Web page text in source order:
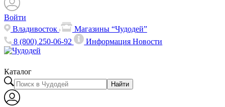
Войти
Владивосток
Магазины “Чудодей”
8 (800) 250-06-92
ИнформацияНовости
Каталог
Найти